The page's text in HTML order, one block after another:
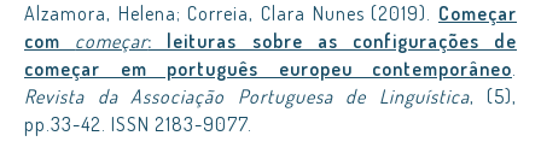
Alzamora, Helena; Correia, Clara Nunes (2019). Começar
com começar: leituras sobre as configurações de
começar em português europeu contemporâneo.
Revista da Associação Portuguesa de Linguística, (5),
pp.33-42. ISSN 2183-9077.